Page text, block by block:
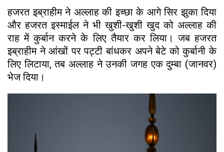
हजरत इब्राहीम ने अल्लाह की इच्छा के आगे सिर झुका दिया
और हजरत इस्माईल ने भी खुशी-खुशी खुद को अल्लाह की
राह में कुर्बान करने के लिए तैयार कर लिया। जब हजरत
इब्राहीम ने आंखों पर पट्टी बांधकर अपने बेटे को कुर्बानी के
लिए लिटाया, तब अल्लाह ने उनकी जगह एक दुम्बा (जानवर)
भेज दिया।